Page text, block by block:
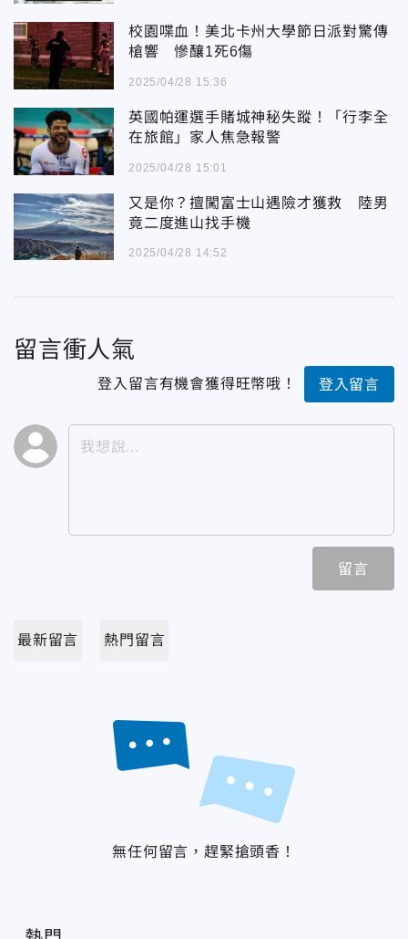
校園喋血！美北卡州大學節日派對驚傳
槍響 慘釀1死6傷
2025/04/28 15:36
英國帕運選手賭城神秘失蹤！「行李全
在旅館」家人焦急報警
2025/04/28 15:01
又是你？擅闖富士山遇險才獲救 陸男
竟二度進山找手機
2025/04/28 14:52
留言衝人氣
登入留言有機會獲得旺幣哦！ 登入留言
留言
最新留言 熱門留言
無任何留言，趕緊搶頭香！